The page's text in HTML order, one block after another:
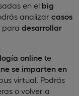
en el big
analizar casos
para desarrollar
online te
se imparten en
virtual. Podrás
o volver a